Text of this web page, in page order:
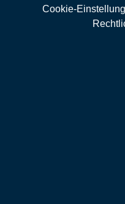
Cookie-